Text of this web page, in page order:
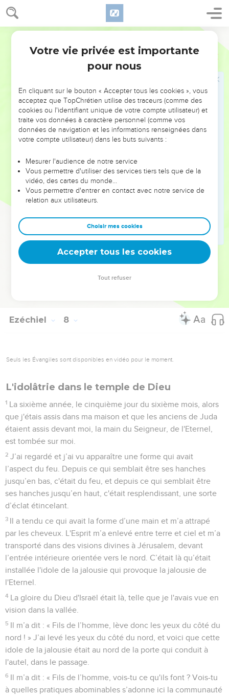
Ezéchiel 7
ils les ont utilisés pour fabriquer leurs abominables statues,
leurs monstruosités. Voilà pourquoi j’en fais pour eux un
objet d’horreur.
Je les donnerai en pillage à des étrangers, et comme butin
aux méchants de la terre, afin qu'ils les profanent.
Je me détournerai d'eux et l'on profanera mon lieu secret.
Des hommes violents y pénétreront et le profaneront.
» Prépare les chaînes, car le pays est rempli de meurtres,
et la ville de violence.
Je ferai venir les plus méchantes des nations et elles
prendront possession de leurs maisons. Je mettrai fin à
» L’angoisse vient. Ils chercheront la paix, mais ils ne la
trouveront pas.
Il arrivera malheur sur malheur, une rumeur succédera à
prophètes, les prêtres ne connaîtront plus la loi, les anciens
n’auront plus de conseils à donner.
Le roi prendra le deuil, le prince aura la consternation pour
habit, les mains de la population du pays seront tremblantes.
Je les traiterai en fonction de leur conduite, je les jugerai
Ezéchiel 8
Seuls les Évangiles sont disponibles en vidéo pour le moment.
L'idolâtrie dans le temple de Dieu
1 La sixième année, le cinquième jour du sixième mois, alors
que j'étais assis dans ma maison et que les anciens de Juda
étaient assis devant moi, la main du Seigneur, de l'Eternel,
est tombée sur moi.
2 J’ai regardé et j’ai vu apparaître une forme qui avait
l’aspect du feu. Depuis ce qui semblait être ses hanches
jusqu’en bas, c'était du feu, et depuis ce qui semblait être
ses hanches jusqu’en haut, c'était resplendissant, une sorte
d’éclat étincelant.
3 Il a tendu ce qui avait la forme d’une main et m’a attrapé
par les cheveux. L'Esprit m’a enlevé entre terre et ciel et m’a
transporté dans des visions divines à Jérusalem, devant
l’entrée intérieure orientée vers le nord. C’était là qu’était
installée l'idole de la jalousie qui provoque la jalousie de
l'Eternel.
4 La gloire du Dieu d'Israël était là, telle que je l'avais vue en
vision dans la vallée.
5 Il m’a dit : « Fils de l’homme, lève donc les yeux du côté du
nord ! » J’ai levé les yeux du côté du nord, et voici que cette
idole de la jalousie était au nord de la porte qui conduit à
l'autel, dans le passage.
6 Il m’a dit : « Fils de l’homme, vois-tu ce qu'ils font ? Vois-tu
à quelles pratiques abominables s’adonne ici la communauté
Votre vie privée est importante
pour nous
En cliquant sur le bouton « Accepter tous les cookies », vous
acceptez que TopChrétien utilise des traceurs (comme des
cookies ou l'identifiant unique de votre compte utilisateur) et
traite vos données à caractère personnel (comme vos
données de navigation et les informations renseignées dans
votre compte utilisateur) dans les buts suivants :
Mesurer l'audience de notre service
Vous permettre d'utiliser des services tiers tels que de la
vidéo, des cartes du monde…
Vous permettre d'entrer en contact avec notre service de
relation aux utilisateurs.
Choisir mes cookies
Accepter tous les cookies
Tout refuser